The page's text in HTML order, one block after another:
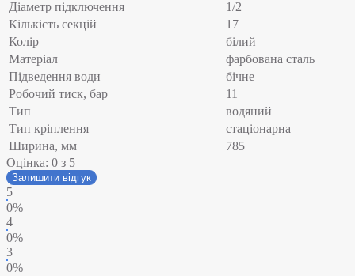
Діаметр підключення
1/2
Кількість секцій
17
Колір
білий
Матеріал
фарбована сталь
Підведення води
бічне
Робочий тиск, бар
11
Тип
водяний
Тип кріплення
стаціонарна
Ширина, мм
785
Оцінка: 0 з 5
Залишити відгук
5
0%
4
0%
3
0%